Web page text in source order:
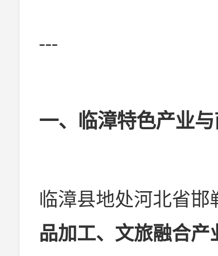
---
一、临漳特色产业
临漳县地处河北省邯
品加工、文旅融合产